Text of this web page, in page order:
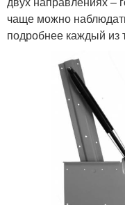
чаще можно
подробнее каждый